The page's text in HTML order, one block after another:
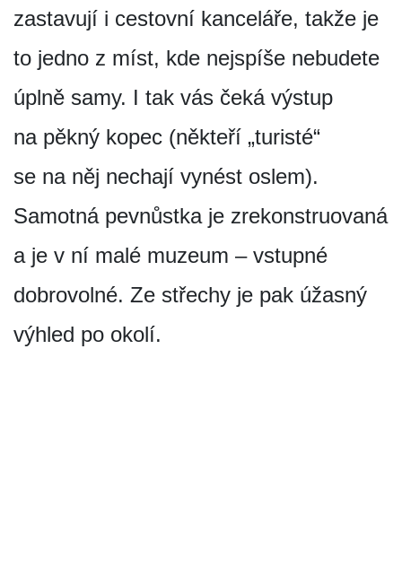
zastavují i cestovní kanceláře, takže je
to jedno z míst, kde nejspíše nebudete
úplně samy. I tak vás čeká výstup
na pěkný kopec (někteří „turisté“
se na něj nechají vynést oslem).
Samotná pevnůstka je zrekonstruovaná
a je v ní malé muzeum – vstupné
dobrovolné. Ze střechy je pak úžasný
výhled po okolí.